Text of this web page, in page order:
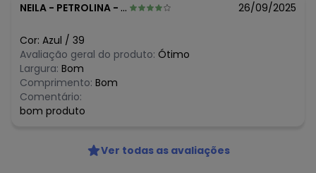
NEILA - PETROLINA - PE 26/09/2025
Cor: Azul / 39
Avaliação geral do produto: Ótimo
Largura: Bom
Comprimento: Bom
Comentário:
bom produto
Ver todas as avaliações